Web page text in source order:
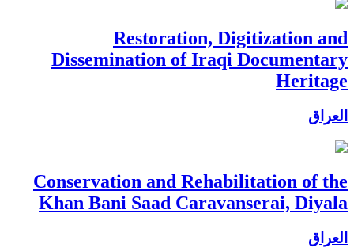
Restoration, Digitization and
Dissemination of Iraqi Documentary
Heritage
العراق
Conservation and Rehabilitation of the
Khan Bani Saad Caravanserai, Diyala
العراق